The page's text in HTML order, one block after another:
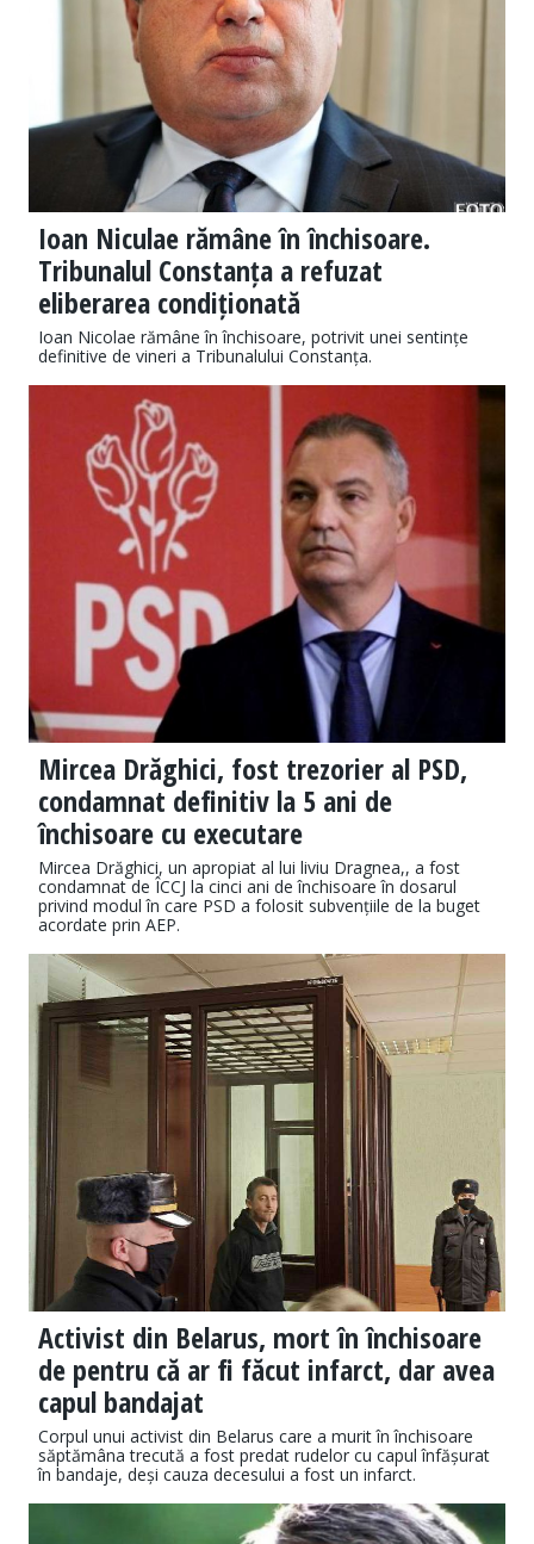
Ioan Niculae rămâne în închisoare.
Tribunalul Constanța a refuzat
eliberarea condiționată
Ioan Nicolae rămâne în închisoare, potrivit unei sentințe
definitive de vineri a Tribunalului Constanța.
Mircea Drăghici, fost trezorier al PSD,
condamnat definitiv la 5 ani de
închisoare cu executare
Mircea Drăghici, un apropiat al lui liviu Dragnea,, a fost
condamnat de ÎCCJ la cinci ani de închisoare în dosarul
privind modul în care PSD a folosit subvențiile de la buget
acordate prin AEP.
Activist din Belarus, mort în închisoare
de pentru că ar fi făcut infarct, dar avea
capul bandajat
Corpul unui activist din Belarus care a murit în închisoare
săptămâna trecută a fost predat rudelor cu capul înfășurat
în bandaje, deși cauza decesului a fost un infarct.